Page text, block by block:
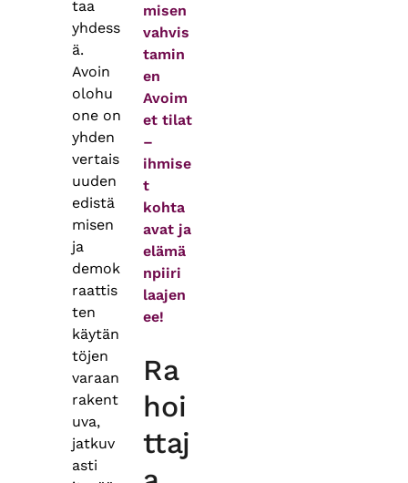
taa
yhdess
ä.
Avoin
olohu
one on
yhden
vertais
uuden
edistä
misen
ja
demok
raattis
ten
käytän
töjen
varaan
rakent
uva,
jatkuv
asti
misen
vahvis
tamin
en
Avoim
et tilat
–
ihmise
t
kohta
avat ja
elämä
npiiri
laajen
ee!
Ra
hoi
ttaj